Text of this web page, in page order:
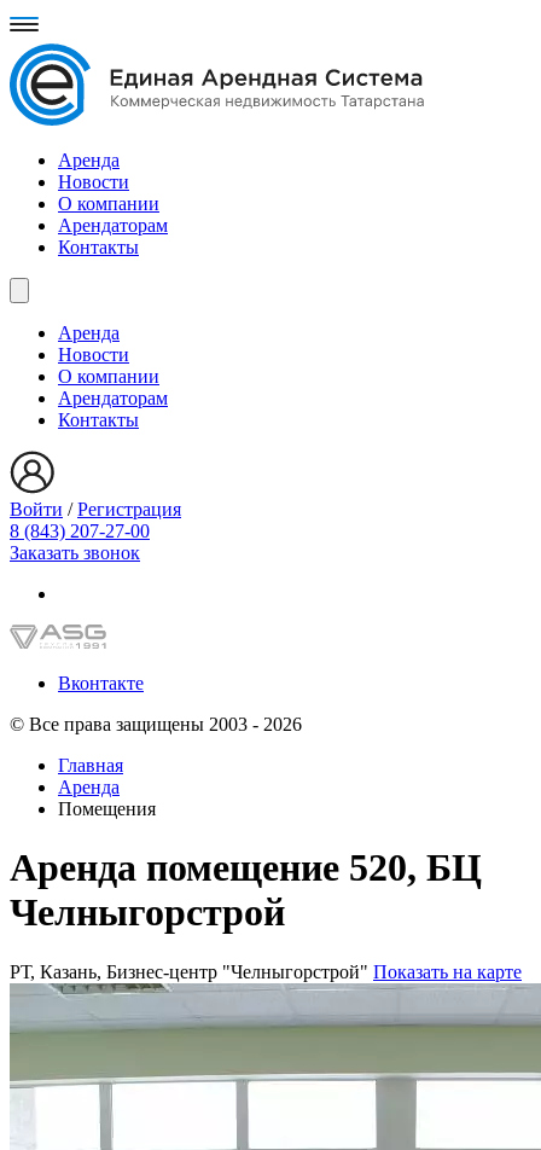
Аренда
Новости
О компании
Арендаторам
Контакты
Аренда
Новости
О компании
Арендаторам
Контакты
Войти /Регистрация
8 (843) 207-27-00
Заказать звонок
Вконтакте
© Все права защищены 2003 - 2026
Главная
Аренда
Помещения
Аренда помещение 520, БЦ
Челныгорстрой
РТ, Казань, Бизнес-центр "Челныгорстрой" Показать на карте